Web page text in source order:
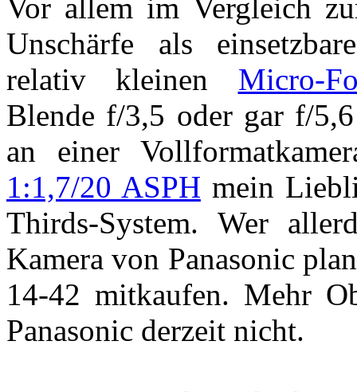
Vor allem im Vergleich
Unschärfe als
relativ kleinen Micro-
Blende f/3,5 oder gar f/
an einer
1:1,7/20 ASPH mein
Thirds-System. Wer
Kamera von Panasonic
14-42 mitkaufen. Mehr
Panasonic derzeit nicht.